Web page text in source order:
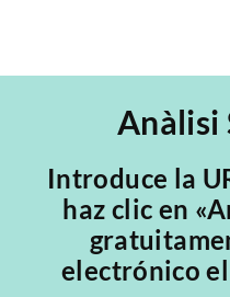
Anàlisi
Introduce la
haz clic en
electrónico